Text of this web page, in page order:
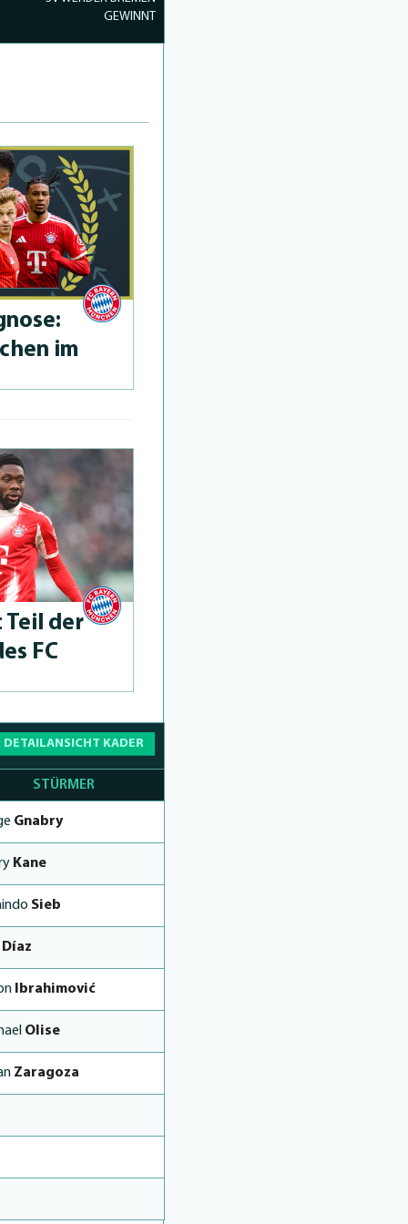
GEWINNT
im
Teil der
FC
DETAILANSICHT KADER
STÜRMER
Gnabry
Kane
Sieb
Díaz
Ibrahimović
Olise
Zaragoza